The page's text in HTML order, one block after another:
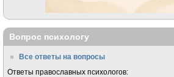
Вопрос психологу
Все ответы на вопросы
Ответы православных психологов: